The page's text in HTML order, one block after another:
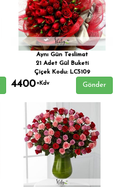
Aynı Gün Teslimat
21 Adet Gül Buketi
Çiçek Kodu: LC5109
4400+Kdv Gönder